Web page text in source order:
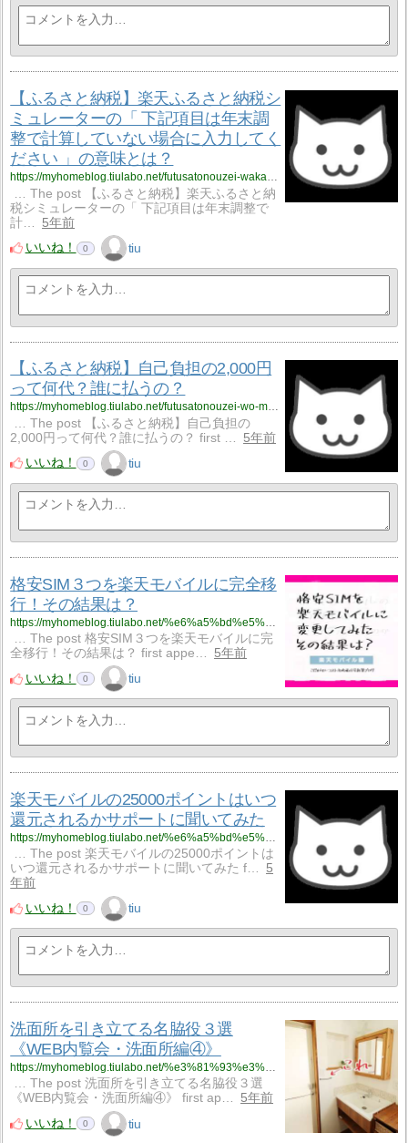
【ふるさと納税】楽天ふるさと納税シ
ミュレーターの「 下記項目は年末調
整で計算していない場合に入力してく
ださい 」の意味とは？
https://myhomeblog.tiulabo.net/futusatonouzei-wakarinikui/
… The post 【ふるさと納税】楽天ふるさと納
税シミュレーターの「 下記項目は年末調整で
計…
5年前
いいね！
0 tiu
【ふるさと納税】自己負担の2,000円
って何代？誰に払うの？
https://myhomeblog.tiulabo.net/futusatonouzei-wo-moushikomou/
… The post 【ふるさと納税】自己負担の
2,000円って何代？誰に払うの？ first …
5年前
いいね！
0 tiu
格安SIM３つを楽天モバイルに完全移
行！その結果は？
… The post 格安SIM３つを楽天モバイルに完
全移行！その結果は？ first appe…
5年前
いいね！
0 tiu
楽天モバイルの25000ポイントはいつ
還元されるかサポートに聞いてみた
… The post 楽天モバイルの25000ポイントは
いつ還元されるかサポートに聞いてみた f…
5
年前
いいね！
0 tiu
洗面所を引き立てる名脇役３選
《WEB内覧会・洗面所編④》
https://myhomeblog.tiulabo.net/%e3%81%93%e3%81%a0%e3%82%8f%e3%82%8a%e3%81%8c%e3%81%a4%e3%81%be%e3%81%a3%e3%81%9f%e6%b4%97%e9%9d%a2%e6%89%80%e3%82%92%e3%81%94%e7%b4%b9%e4%bb%8b%ef%bc%81%e6%b4%97%e9%9d%a2%e5%8f%b0%e3%81%af%e3%83%91-4/
… The post 洗面所を引き立てる名脇役３選
《WEB内覧会・洗面所編④》 first ap…
5年前
いいね！
0 tiu